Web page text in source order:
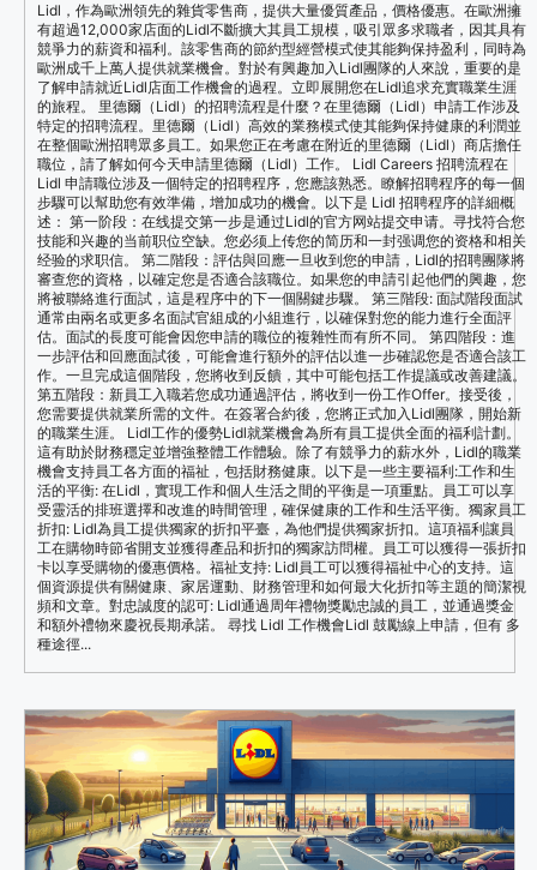
Lidl，作為歐洲領先的雜貨零售商，提供大量優質產品，價格優惠。在歐洲擁
有超過12,000家店面的Lidl不斷擴大其員工規模，吸引眾多求職者，因其具有
競爭力的薪資和福利。該零售商的節約型經營模式使其能夠保持盈利，同時為
歐洲成千上萬人提供就業機會。對於有興趣加入Lidl團隊的人來說，重要的是
了解申請就近Lidl店面工作機會的過程。立即展開您在Lidl追求充實職業生涯
的旅程。 里德爾（Lidl）的招聘流程是什麼？在里德爾（Lidl）申請工作涉及
特定的招聘流程。里德爾（Lidl）高效的業務模式使其能夠保持健康的利潤並
在整個歐洲招聘眾多員工。如果您正在考慮在附近的里德爾（Lidl）商店擔任
職位，請了解如何今天申請里德爾（Lidl）工作。 Lidl Careers 招聘流程在
Lidl 申請職位涉及一個特定的招聘程序，您應該熟悉。瞭解招聘程序的每一個
步驟可以幫助您有效準備，增加成功的機會。以下是 Lidl 招聘程序的詳細概
述： 第一阶段：在线提交第一步是通过Lidl的官方网站提交申请。寻找符合您
技能和兴趣的当前职位空缺。您必须上传您的简历和一封强调您的资格和相关
经验的求职信。 第二階段：評估與回應一旦收到您的申請，Lidl的招聘團隊將
審查您的資格，以確定您是否適合該職位。如果您的申請引起他們的興趣，您
將被聯絡進行面試，這是程序中的下一個關鍵步驟。 第三階段: 面試階段面試
通常由兩名或更多名面試官組成的小組進行，以確保對您的能力進行全面評
估。面試的長度可能會因您申請的職位的複雜性而有所不同。 第四階段：進
一步評估和回應面試後，可能會進行額外的評估以進一步確認您是否適合該工
作。一旦完成這個階段，您將收到反饋，其中可能包括工作提議或改善建議。
第五階段：新員工入職若您成功通過評估，將收到一份工作Offer。接受後，
您需要提供就業所需的文件。在簽署合約後，您將正式加入Lidl團隊，開始新
的職業生涯。 Lidl工作的優勢Lidl就業機會為所有員工提供全面的福利計劃。
這有助於財務穩定並增強整體工作體驗。除了有競爭力的薪水外，Lidl的職業
機會支持員工各方面的福祉，包括財務健康。以下是一些主要福利:工作和生
活的平衡: 在Lidl，實現工作和個人生活之間的平衡是一項重點。員工可以享
受靈活的排班選擇和改進的時間管理，確保健康的工作和生活平衡。獨家員工
折扣: Lidl為員工提供獨家的折扣平臺，為他們提供獨家折扣。這項福利讓員
工在購物時節省開支並獲得產品和折扣的獨家訪問權。員工可以獲得一張折扣
卡以享受購物的優惠價格。福祉支持: Lidl員工可以獲得福祉中心的支持。這
個資源提供有關健康、家居運動、財務管理和如何最大化折扣等主題的簡潔視
頻和文章。對忠誠度的認可: Lidl通過周年禮物獎勵忠誠的員工，並通過獎金
和額外禮物來慶祝長期承諾。 尋找 Lidl 工作機會Lidl 鼓勵線上申請，但有 多
種途徑...